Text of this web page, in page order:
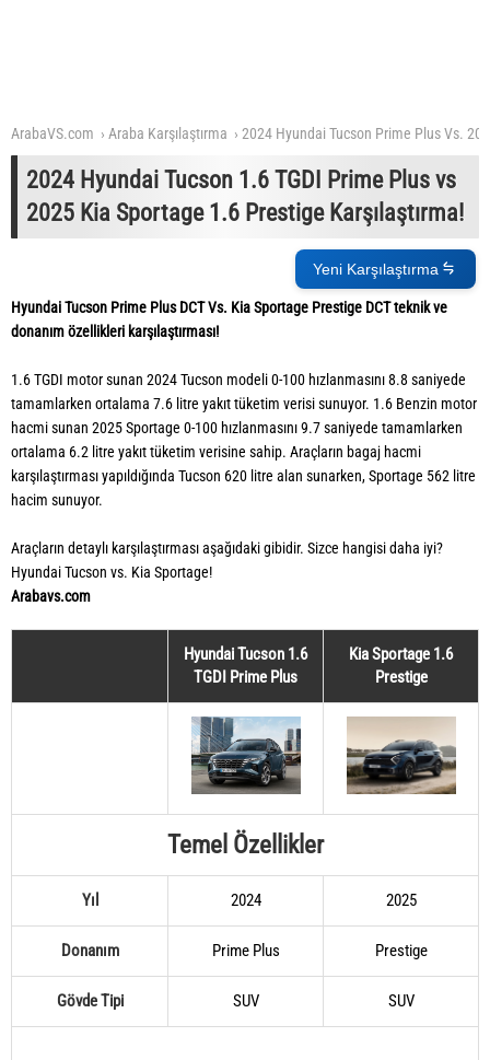
ArabaVS.com Araba Karşılaştırma 2024 Hyundai Tucson Prime Plus Vs.
2024 Hyundai Tucson 1.6 TGDI Prime Plus vs
2025 Kia Sportage 1.6 Prestige Karşılaştırma!
Yeni Karşılaştırma
Hyundai Tucson Prime Plus DCT Vs. Kia Sportage Prestige DCT teknik ve
donanım özellikleri karşılaştırması!
1.6 TGDI motor sunan 2024 Tucson modeli 0-100 hızlanmasını 8.8 saniyede
tamamlarken ortalama 7.6 litre yakıt tüketim verisi sunuyor. 1.6 Benzin motor
hacmi sunan 2025 Sportage 0-100 hızlanmasını 9.7 saniyede tamamlarken
ortalama 6.2 litre yakıt tüketim verisine sahip. Araçların bagaj hacmi
karşılaştırması yapıldığında Tucson 620 litre alan sunarken, Sportage 562 litre
hacim sunuyor.
Araçların detaylı karşılaştırması aşağıdaki gibidir. Sizce hangisi daha iyi?
Hyundai Tucson vs. Kia Sportage!
Arabavs.com
Hyundai Tucson 1.6
TGDI Prime Plus
Kia Sportage 1.6
Prestige
Temel Özellikler
Yıl 2024 2025
Donanım Prime Plus Prestige
Gövde Tipi SUV SUV